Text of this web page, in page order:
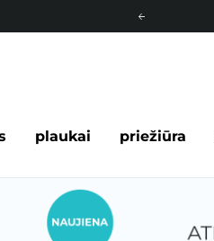
plaukai priežiūra